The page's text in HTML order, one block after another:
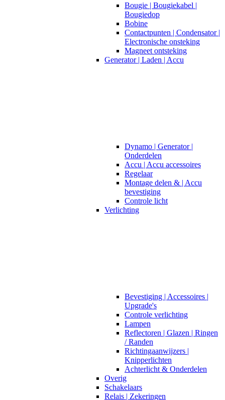
Bougie | Bougiekabel |
Bougiedop
Bobine
Contactpunten | Condensator |
Electronische onsteking
Magneet ontsteking
Generator | Laden | Accu
Dynamo | Generator |
Onderdelen
Accu | Accu accessoires
Regelaar
Montage delen & | Accu
bevestiging
Controle licht
Verlichting
Bevestiging | Accessoires |
Upgrade's
Controle verlichting
Lampen
Reflectoren | Glazen | Ringen
/ Randen
Richtingaanwijzers |
Knipperlichten
Achterlicht & Onderdelen
Overig
Schakelaars
Relais | Zekeringen